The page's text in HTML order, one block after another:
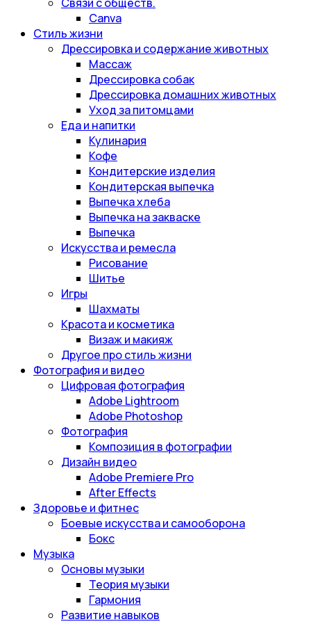
Canva
Стиль жизни
Дрессировка и содержание животных
Массаж
Дрессировка собак
Дрессировка домашних животных
Уход за питомцами
Еда и напитки
Кулинария
Кофе
Кондитерские изделия
Кондитерская выпечка
Выпечка хлеба
Выпечка на закваске
Выпечка
Искусства и ремесла
Рисование
Шитье
Игры
Шахматы
Красота и косметика
Визаж и макияж
Другое про стиль жизни
Фотография и видео
Цифровая фотография
Adobe Lightroom
Adobe Photoshop
Фотография
Композиция в фотографии
Дизайн видео
Adobe Premiere Pro
After Effects
Здоровье и фитнес
Боевые искусства и самооборона
Бокс
Музыка
Основы музыки
Теория музыки
Гармония
Развитие навыков